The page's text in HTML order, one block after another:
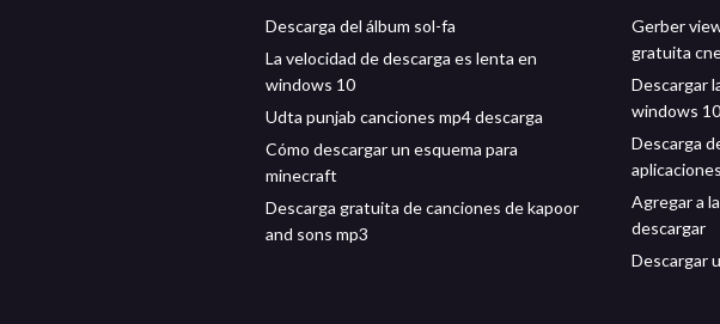
Descarga del álbum sol-fa
La velocidad de descarga es lenta en
windows 10
Udta punjab canciones mp4 descarga
Cómo descargar un esquema para
minecraft
Descarga gratuita de canciones de kapoor
and sons mp3
Gerber
gratuita
Descargar
windows 10
Descarga
Agregar a
descargar
Descargar